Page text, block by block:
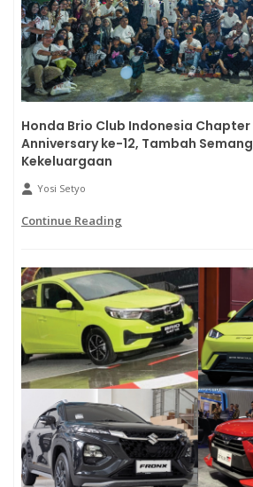
Honda Brio Club Indonesia Chapter
Anniversary ke-12, Tambah
Kekeluargaan
Yosi Setyo
Continue Reading